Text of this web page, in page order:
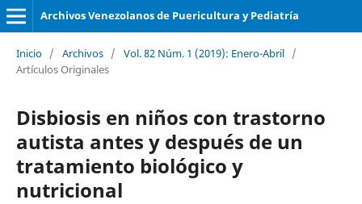
Archivos Venezolanos de Puericultura y Pediatría
Inicio / Archivos / Vol. 82 Núm. 1 (2019): Enero-Abril /
Artículos Originales
Disbiosis en niños con trastorno
autista antes y después de un
tratamiento biológico y
nutricional